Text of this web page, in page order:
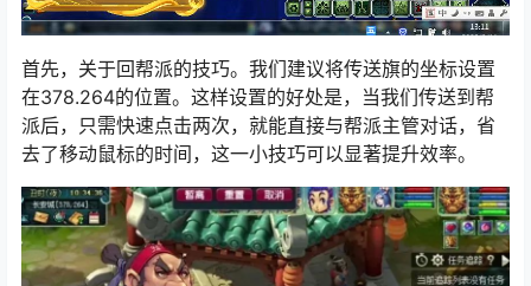
首先，关于回帮派的技巧。我们建议将传送旗的坐标设置
在378.264的位置。这样设置的好处是，当我们传送到帮
派后，只需快速点击两次，就能直接与帮派主管对话，省
去了移动鼠标的时间，这一小技巧可以显著提升效率。